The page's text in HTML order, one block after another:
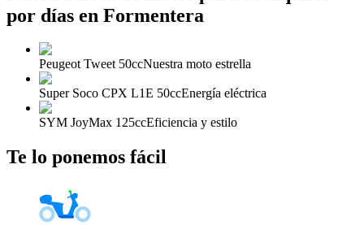
por días en Formentera
Peugeot Tweet 50ccNuestra moto estrella
Super Soco CPX L1E 50ccEnergía eléctrica
SYM JoyMax 125ccEficiencia y estilo
Te lo ponemos fácil